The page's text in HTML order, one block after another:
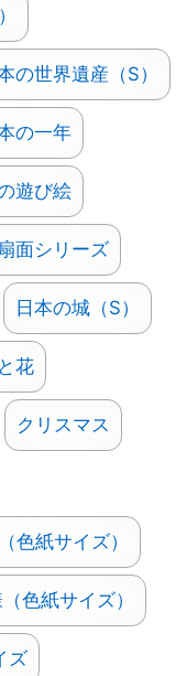
の世界遺産（S）
の一年
遊び絵
面シリーズ
日本の城（S）
花
クリスマス
色紙サイズ）
色紙サイズ）
ズ